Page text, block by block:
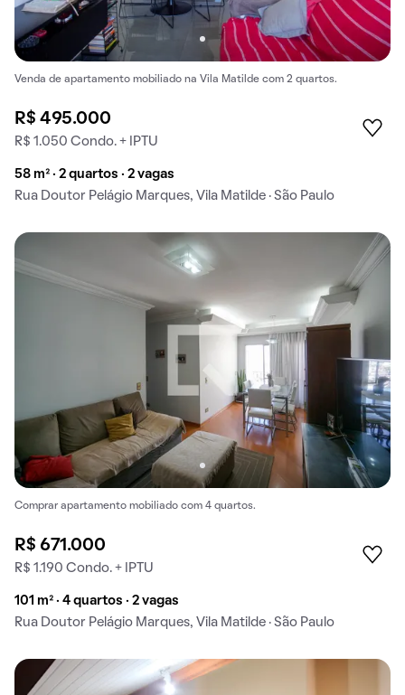
Venda de apartamento mobiliado na Vila Matilde com 2 quartos.
R$ 495.000
R$ 1.050 Condo. + IPTU
58 m² · 2 quartos · 2 vagas
Rua Doutor Pelágio Marques, Vila Matilde · São Paulo
Comprar apartamento mobiliado com 4 quartos.
R$ 671.000
R$ 1.190 Condo. + IPTU
101 m² · 4 quartos · 2 vagas
Rua Doutor Pelágio Marques, Vila Matilde · São Paulo